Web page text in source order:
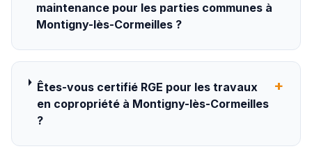
maintenance pour les parties communes à
Montigny-lès-Cormeilles ?
Êtes-vous certifié RGE pour les travaux
en copropriété à Montigny-lès-Cormeilles
?
+